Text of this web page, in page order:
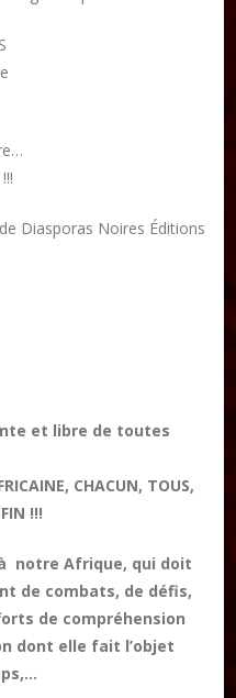
Diasporas Noires Éditions
et libre de toutes
CHACUN, TOUS,
!!!
notre Afrique, qui doit
de combats, de défis,
de compréhension
dont elle fait l’objet